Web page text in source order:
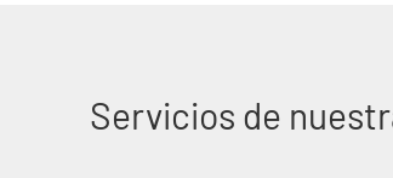
Servicios de